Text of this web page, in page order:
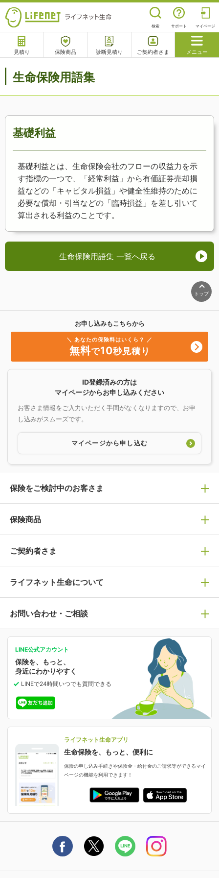
検索 サポート マイページ
見積り 保険商品 診断見積り ご契約者さま メニュー
サポート
生命保険用語集
基礎利益
基礎利益とは、生命保険会社のフローの収益力を示
す指標の一つで、「経常利益」から有価証券売却損
益などの「キャピタル損益」や健全性維持のために
必要な償却・引当などの「臨時損益」を差し引いて
算出される利益のことです。
生命保険用語集 一覧へ戻る
トップ
お申し込みもこちらから
＼ あなたの保険料はいくら？ ／
無料で10秒見積り
ID登録済みの方は
マイページからお申し込みください
お客さま情報をご入力いただく手間がなくなりますので、お申
し込みがスムーズです。
マイページから申し込む
保険をご検討中のお客さま
保険の選び方
保険選びで迷っている方はチェック！
保険の基礎知識や選び方を解説！
人生のステージに必要な保険がわかる！
保険ジャンバラヤ
あなたの人生と保険選びのためのWebメディア
選ばれる理由・評判
ライフネット生命の特長
ライフネット生命が選ばれる理由がわかる！
評判・口コミ
ご契約者さまに聞きました！
申し込みガイド
ご契約の流れと必要書類
保険料の支払い方法
保険商品
保険商品一覧
万が一に備える
病気や手術に備える
がん保険
がんに備える
女性保険
就業不能保険
就業不能状態に備える
認知症・MCIに備える
ご契約者さま
マイページログイン
ご契約内容の確認
お客さま情報の確認・変更
保険料の支払い方法の変更
中断したお申し込みの再開
お申し込み後の状況確認
減額・解約・追加契約の申し込み など
ご契約者さま向け各種お手続き・サービス
保険金・給付金のご請求
生命保険料控除に関するご案内
ライフネット生命について
ライフネット生命についてトップ
会社情報
業績・財務情報
保険金等の支払状況
採用情報
生命保険マニフェスト
ライフネット生命のCMページ
ライフネット生命公式note
お問い合わせ・ご相談
保険相談サービス
よくあるご質問
資料請求
LINE公式アカウント
保険を、もっと、
身近にわかりやすく
LINEで24時間いつでも質問できる
ライフネット生命アプリ
生命保険を、もっと、便利に
保険の申し込み手続きや保険金・給付金のご請求等ができるマイ
ページの機能を利用できます！